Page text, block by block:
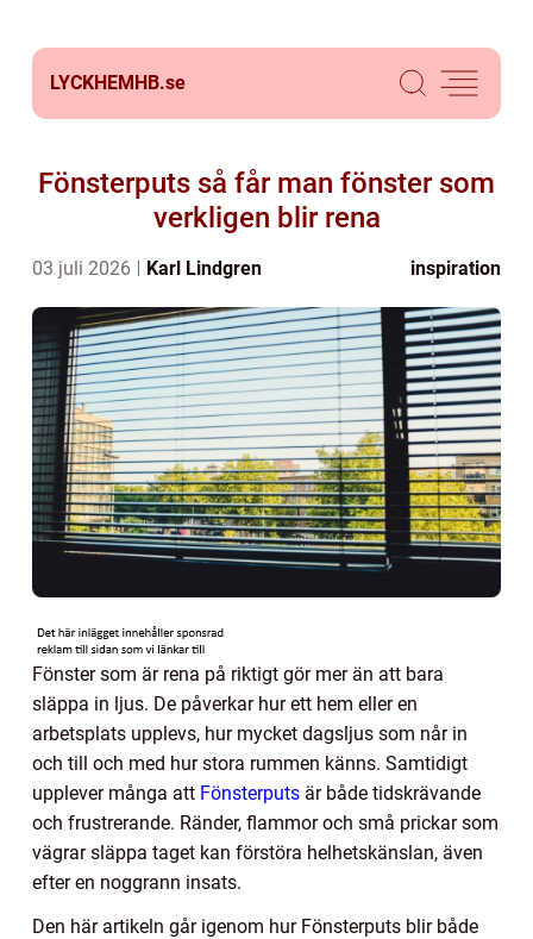
LYCKHEMHB.se
Fönsterputs så får man fönster som
verkligen blir rena
03 juli 2026 Karl Lindgren inspiration
Fönster som är rena på riktigt gör mer än att bara
släppa in ljus. De påverkar hur ett hem eller en
arbetsplats upplevs, hur mycket dagsljus som når in
och till och med hur stora rummen känns. Samtidigt
upplever många att Fönsterputs är både tidskrävande
och frustrerande. Ränder, flammor och små prickar som
vägrar släppa taget kan förstöra helhetskänslan, även
efter en noggrann insats.
Den här artikeln går igenom hur Fönsterputs blir både